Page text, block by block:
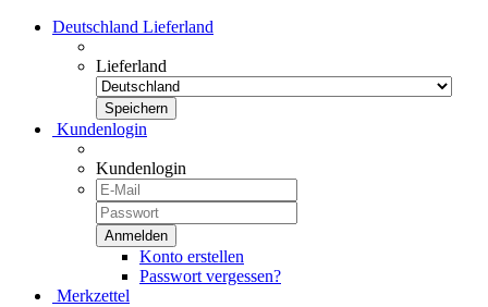
Deutschland Lieferland
Lieferland
Kundenlogin
Kundenlogin
Konto erstellen
Passwort vergessen?
Merkzettel